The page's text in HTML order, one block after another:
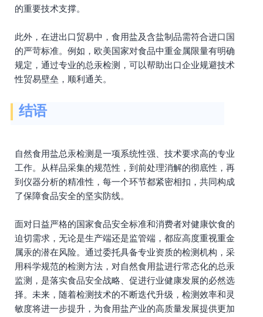
的重要技术支撑。
此外，在进出口贸易中，食用盐及含盐制品需符合进口国
的严苛标准。例如，欧美国家对食品中重金属限量有明确
规定，通过专业的总汞检测，可以帮助出口企业规避技术
性贸易壁垒，顺利通关。
结语
自然食用盐总汞检测是一项系统性强、技术要求高的专业
工作。从样品采集的规范性，到前处理消解的彻底性，再
到仪器分析的精准性，每一个环节都紧密相扣，共同构成
了保障食品安全的坚实防线。
面对日益严格的国家食品安全标准和消费者对健康饮食的
迫切需求，无论是生产端还是监管端，都应高度重视重金
属汞的潜在风险。通过委托具备专业资质的检测机构，采
用科学规范的检测方法，对自然食用盐进行常态化的总汞
监测，是落实食品安全战略、促进行业健康发展的必然选
择。未来，随着检测技术的不断迭代升级，检测效率和灵
敏度将进一步提升，为食用盐产业的高质量发展提供更加